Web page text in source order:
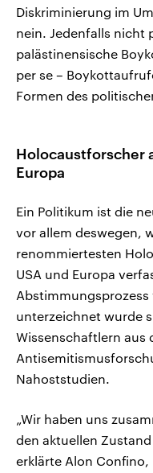
Diskriminierung im
nein. Jedenfalls nicht
palästinensische
per se –
Formen des
Holocaustforscher
Europa
Ein Politikum ist die
vor allem deswegen,
renommiertesten
USA und Europa
Abstimmungsprozess
unterzeichnet wurde
Wissenschaftlern aus
Nahoststudien.
„Wir haben uns
den aktuellen
erklärte Alon